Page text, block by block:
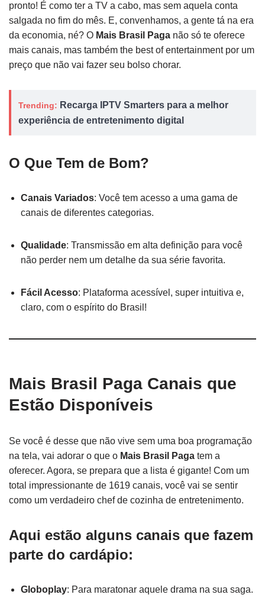
pronto! É como ter a TV a cabo, mas sem aquela conta
salgada no fim do mês. E, convenhamos, a gente tá na era
da economia, né? O Mais Brasil Paga não só te oferece
mais canais, mas também the best of entertainment por um
preço que não vai fazer seu bolso chorar.
Trending: Recarga IPTV Smarters para a melhor
experiência de entretenimento digital
O Que Tem de Bom?
Canais Variados: Você tem acesso a uma gama de
canais de diferentes categorias.
Qualidade: Transmissão em alta definição para você
não perder nem um detalhe da sua série favorita.
Fácil Acesso: Plataforma acessível, super intuitiva e,
claro, com o espírito do Brasil!
Mais Brasil Paga Canais que
Estão Disponíveis
Se você é desse que não vive sem uma boa programação
na tela, vai adorar o que o Mais Brasil Paga tem a
oferecer. Agora, se prepara que a lista é gigante! Com um
total impressionante de 1619 canais, você vai se sentir
como um verdadeiro chef de cozinha de entretenimento.
Aqui estão alguns canais que fazem
parte do cardápio:
Globoplay: Para maratonar aquele drama na sua saga.